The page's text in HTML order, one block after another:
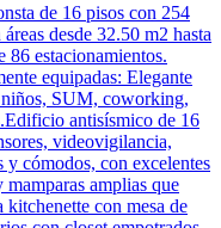
de 16 pisos con 254
desde 32.50 m2 hasta
86 estacionamientos.
equipadas: Elegante
niños, SUM, coworking,
antisísmico de 16
videovigilancia,
y cómodos, con excelentes
mamparas amplias que
con mesa de